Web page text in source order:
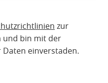
zur
und bin mit der
einverstaden.